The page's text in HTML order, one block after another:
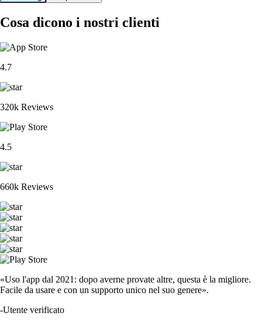
Cosa dicono i nostri clienti
4.7
320k Reviews
4.5
660k Reviews
«Uso l'app dal 2021: dopo averne provate altre, questa è la migliore.
Facile da usare e con un supporto unico nel suo genere».
-Utente verificato